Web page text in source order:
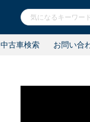
中古車検索 お問い合